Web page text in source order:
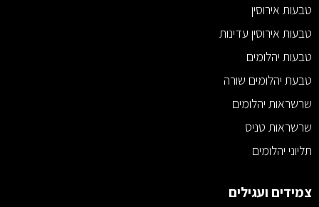
טבעות אירוסין
טבעות אירוסין עדינות
טבעות יהלומים
טבעת יהלומים שורה
שרשראות יהלומים
שרשראות טניס
תליוני יהלומים
צמידים ועגילים